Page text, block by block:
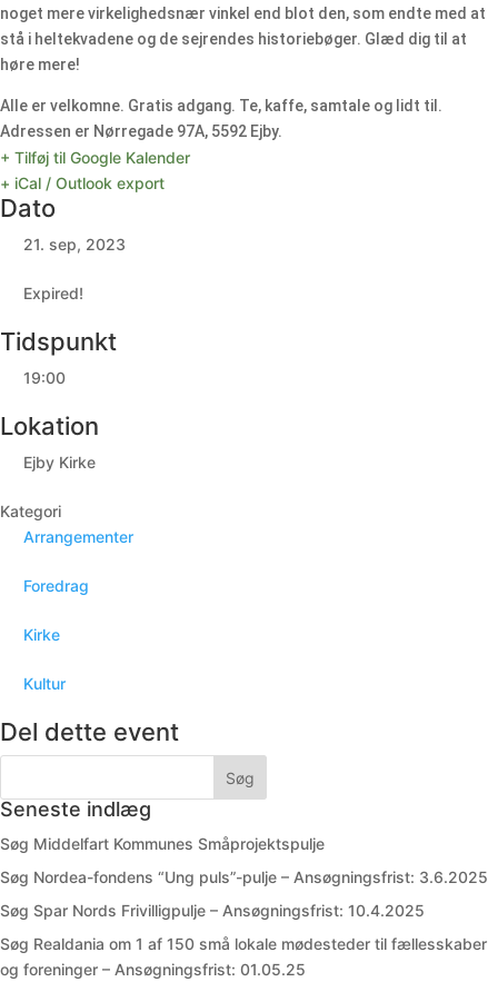
noget mere virkelighedsnær vinkel end blot den, som endte med at
stå i heltekvadene og de sejrendes historiebøger. Glæd dig til at
høre mere!
Alle er velkomne. Gratis adgang. Te, kaffe, samtale og lidt til.
Adressen er Nørregade 97A, 5592 Ejby.
+ Tilføj til Google Kalender
+ iCal / Outlook export
Dato
21. sep, 2023
Expired!
Tidspunkt
19:00
Lokation
Ejby Kirke
Kategori
Arrangementer
Foredrag
Kirke
Kultur
Del dette event
Seneste indlæg
Søg Middelfart Kommunes Småprojektspulje
Søg Nordea-fondens “Ung puls”-pulje – Ansøgningsfrist: 3.6.2025
Søg Spar Nords Frivilligpulje – Ansøgningsfrist: 10.4.2025
Søg Realdania om 1 af 150 små lokale mødesteder til fællesskaber
og foreninger – Ansøgningsfrist: 01.05.25